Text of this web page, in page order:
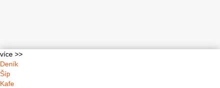
více >>
Deník
Šíp
Kafe